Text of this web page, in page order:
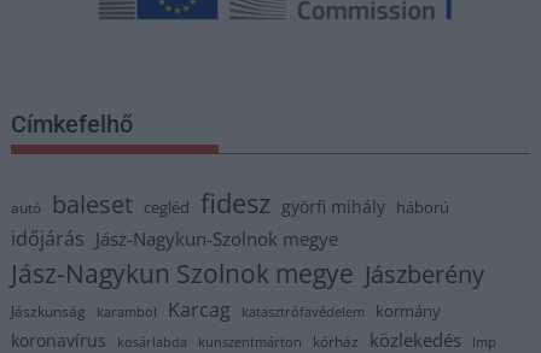
Címkefelhő
autó baleset cegléd fidesz györfi mihály háború
időjárás Jász-Nagykun-Szolnok megye
Jász-Nagykun Szolnok megye Jászberény
Jászkunság karambol Karcag katasztrófavédelem kormány
koronavírus kosárlabda kunszentmárton kórház közlekedés lmp